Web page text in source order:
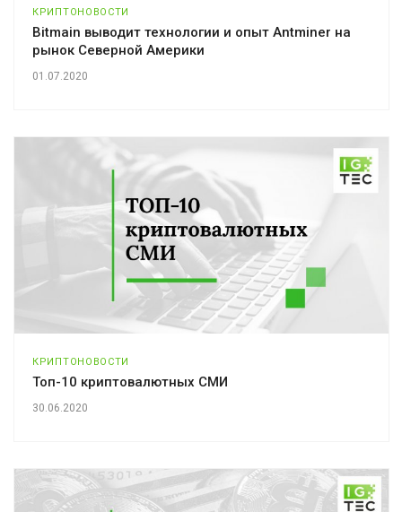
КРИПТОНОВОСТИ
Bitmain выводит технологии и опыт Antminer на
рынок Северной Америки
01.07.2020
КРИПТОНОВОСТИ
Топ-10 криптовалютных СМИ
30.06.2020